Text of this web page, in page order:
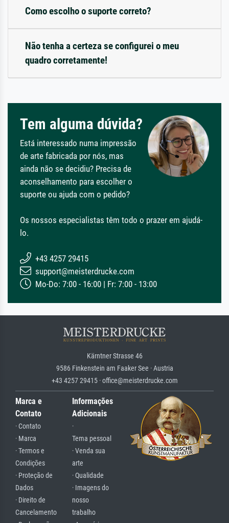
Como escolho o suporte correto?
Não tenha a certeza se configurei o meu
quadro corretamente!
Tem alguma dúvida?
Está interessado numa impressão
de arte fabricada por nós, mas
ainda não se decidiu? Precisa de
aconselhamento para escolher o
suporte ou ajuda com o pedido?
Os nossos especialistas têm todo o prazer em ajudá-
lo.
+43 4257 29415
support@meisterdrucke.com
Mo-Do: 7:00 - 16:00 | Fr: 7:00 - 13:00
Kärntner Strasse 46
9586 Finkenstein am Faaker See · Austria
+43 4257 29415 · office@meisterdrucke.com
Marca e
Contato
· Contato
· Marca
· Termos e
Condições
· Proteção de
Dados
· Direito de
Cancelamento
Informações
Adicionais
·
Tema pessoal
· Venda sua
arte
· Qualidade
· Imagens do
nosso
trabalho